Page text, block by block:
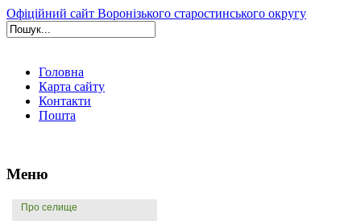
Офіційний сайт Воронізького старостинського округу
Головна
Карта сайту
Контакти
Пошта
Меню
Про селище